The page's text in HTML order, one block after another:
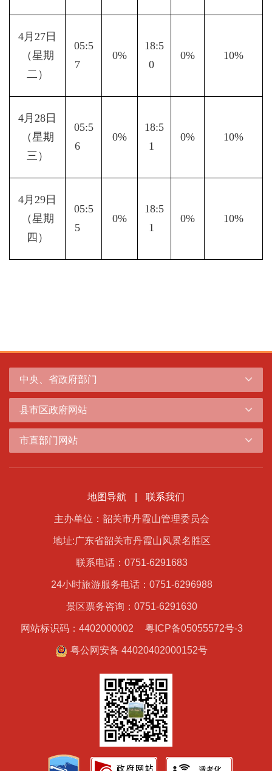
4月27日
（星期
二）
05:5
7
0%
18:5
0
0% 10%
4月28日
（星期
三）
05:5
6
0%
18:5
1
0% 10%
4月29日
（星期
四）
05:5
5
0%
18:5
1
0% 10%
中央、省政府部门
县市区政府网站
市直部门网站
地图导航 联系我们
主办单位：韶关市丹霞山管理委员会
地址:广东省韶关市丹霞山风景名胜区
联系电话：0751-6291683
24小时旅游服务电话：0751-6296988
景区票务咨询：0751-6291630
网站标识码：4402000002 粤ICP备05055572号-3
粤公网安备 44020402000152号